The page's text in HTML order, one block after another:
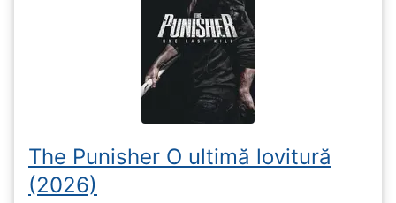
The Punisher O ultimă lovitură
(2026)